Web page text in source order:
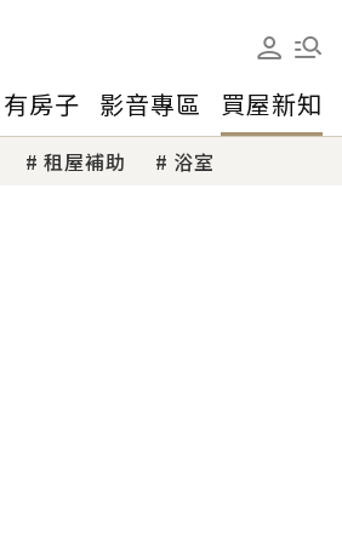
有房子 影音專區 買屋新知
租屋補助 浴室